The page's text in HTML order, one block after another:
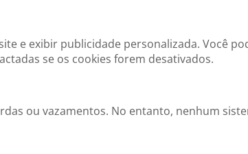
e exibir publicidade personalizada. Você
se os cookies forem desativados.
ou vazamentos. No entanto, nenhum